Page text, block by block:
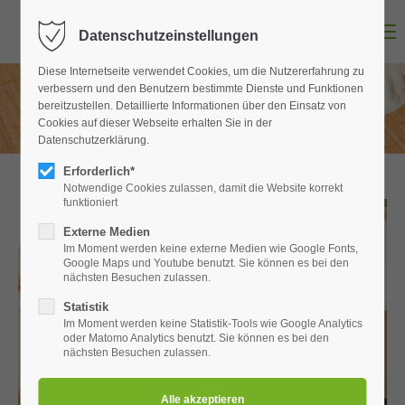
Login
Benutzername
Passwort
Anmelden
Register
Support
Lorem ipsum dolor sit amet:
Datenschutzeinstellungen
Diese Internetseite verwendet Cookies, um die Nutzererfahrung zu
verbessern und den Benutzern bestimmte Dienste und Funktionen
bereitzustellen. Detaillierte Informationen über den Einsatz von
Cookies auf dieser Webseite erhalten Sie in der
Datenschutzerklärung.
Erforderlich*
Notwendige Cookies zulassen, damit die Website korrekt
funktioniert
Externe Medien
Im Moment werden keine externe Medien wie Google Fonts,
Google Maps und Youtube benutzt. Sie können es bei den
nächsten Besuchen zulassen.
Statistik
Im Moment werden keine Statistik-Tools wie Google Analytics
oder Matomo Analytics benutzt. Sie können es bei den
nächsten Besuchen zulassen.